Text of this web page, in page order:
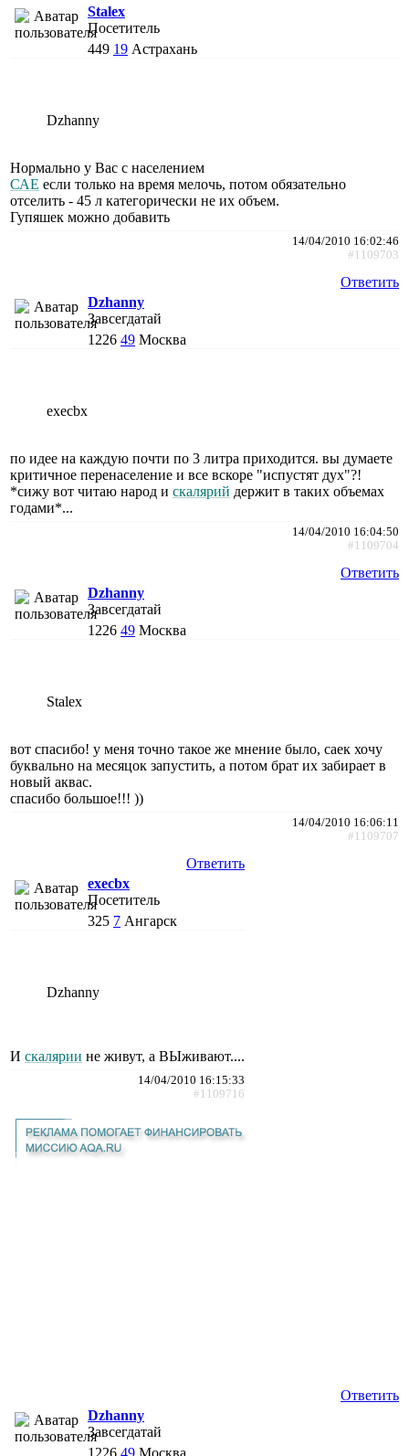
Stalex
Посетитель
449 19 Астрахань
Dzhanny
Нормально у Вас с населением
САЕ если только на время мелочь, потом обязательно
отселить - 45 л категорически не их объем.
Гупяшек можно добавить
14/04/2010 16:02:46
#1109703
Ответить
Dzhanny
Завсегдатай
1226 49 Москва
execbx
по идее на каждую почти по 3 литра приходится. вы думаете
критичное перенаселение и все вскоре "испустят дух"?!
*сижу вот читаю народ и скалярий держит в таких объемах
годами*...
14/04/2010 16:04:50
#1109704
Ответить
Dzhanny
Завсегдатай
1226 49 Москва
Stalex
вот спасибо! у меня точно такое же мнение было, саек хочу
буквально на месяцок запустить, а потом брат их забирает в
новый аквас.
спасибо большое!!! ))
14/04/2010 16:06:11
#1109707
Ответить
execbx
Посетитель
325 7 Ангарск
Dzhanny
И скалярии не живут, а ВЫживают....
14/04/2010 16:15:33
#1109716
Ответить
Dzhanny
Завсегдатай
1226 49 Москва